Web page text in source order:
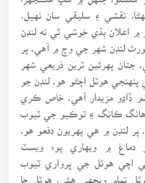
نقشي ۽ سليقي سان ٺهيل،
۾ اعلان ٻڌي خوشي ٿي ته لنڊن
لنڊن شهر جي وچ ۾ آهي. پر
پهرئين ٽرين ذريعي شهر
پنهنجي هوٽل اچڻو هو. لنڊن جو
ڏاڍو مزيدار آهي. خاص ڪري
ڪانگ ۽ ٽوڪيو جي ٽيوب
لنڊن ۾ هي پهريون دفعو هو.
دماغ ۾ ويهاري پوءِ ويسٽ
هوٽل جي ڀرواري ٽيوب
تمام ويجهي هئي، هوٽل ڇا